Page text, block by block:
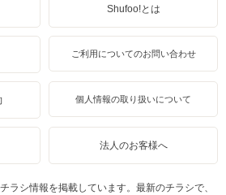
Shufoo!とは
ご利用についてのお問い合わせ
個人情報の取り扱いについて
法人のお客様へ
ラシ情報を掲載しています。最新のチラシで、